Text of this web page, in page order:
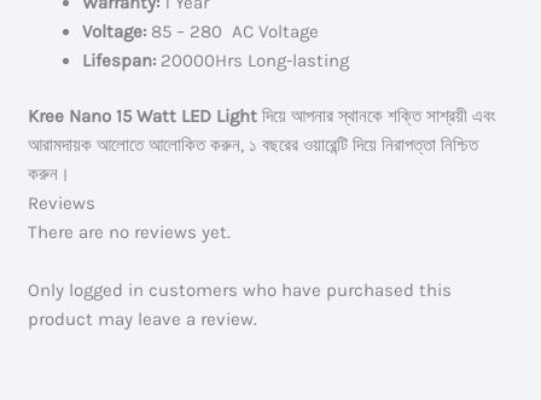
Voltage: 85 – 280 AC Voltage
Lifespan: 20000Hrs Long-lasting
Kree Nano 15 Watt LED Light দিয়ে আপনার স্থানকে শক্তি সাশ্রয়ী এবং
আরামদায়ক আলোতে আলোকিত করুন, ১ বছরের ওয়ারেন্টি দিয়ে নিরাপত্তা নিশ্চিত
করুন।
Reviews
There are no reviews yet.
Only logged in customers who have purchased this
product may leave a review.